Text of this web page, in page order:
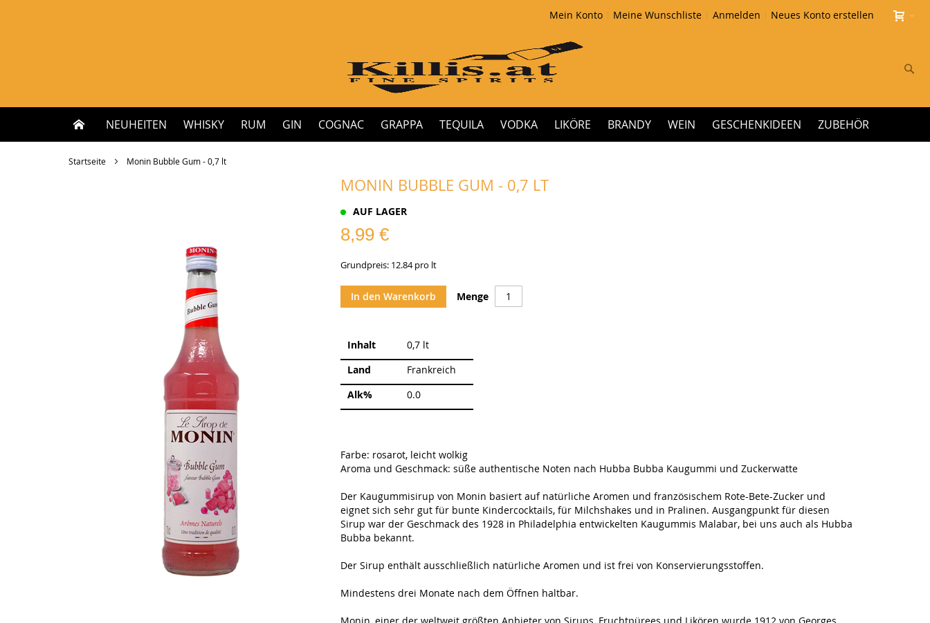
Mein Konto Meine Wunschliste Anmelden Neues Konto erstellen
NEUHEITEN WHISKY RUM GIN COGNAC GRAPPA TEQUILA VODKA LIKÖRE BRANDY WEIN GESCHENKIDEEN ZUBEHÖR
Startseite Monin Bubble Gum - 0,7 lt
MONIN BUBBLE GUM - 0,7 LT
AUF LAGER
8,99 €
Grundpreis: 12.84 pro lt
Menge
In den Warenkorb
Weitere
Inhalt
0,7 lt
Land
Frankreich
Alk%
0.0
Farbe: rosarot, leicht wolkig
Aroma und Geschmack: süße authentische Noten nach Hubba Bubba Kaugummi und Zuckerwatte
Der Kaugummisirup von Monin basiert auf natürliche Aromen und französischem Rote-Bete-Zucker und
eignet sich sehr gut für bunte Kindercocktails, für Milchshakes und in Pralinen. Ausgangpunkt für diesen
Sirup war der Geschmack des 1928 in Philadelphia entwickelten Kaugummis Malabar, bei uns auch als Hubba
Bubba bekannt.
Der Sirup enthält ausschließlich natürliche Aromen und ist frei von Konservierungsstoffen.
Mindestens drei Monate nach dem Öffnen haltbar.